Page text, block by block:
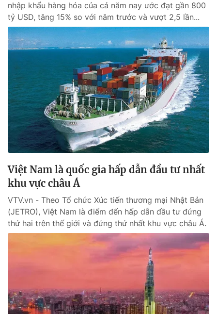
nhập khẩu hàng hóa của cả năm nay ước đạt gần 800
tỷ USD, tăng 15% so với năm trước và vượt 2,5 lần...
Việt Nam là quốc gia hấp dẫn đầu tư nhất
khu vực châu Á
VTV.vn - Theo Tổ chức Xúc tiến thương mại Nhật Bản
(JETRO), Việt Nam là điểm đến hấp dẫn đầu tư đứng
thứ hai trên thế giới và đứng thứ nhất khu vực châu Á.